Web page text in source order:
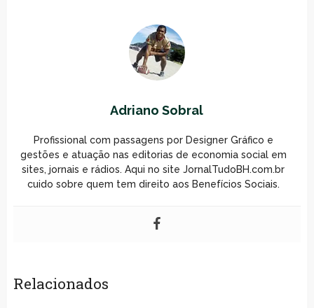
Adriano Sobral
Profissional com passagens por Designer Gráfico e
gestões e atuação nas editorias de economia social em
sites, jornais e rádios. Aqui no site JornalTudoBH.com.br
cuido sobre quem tem direito aos Benefícios Sociais.
Relacionados